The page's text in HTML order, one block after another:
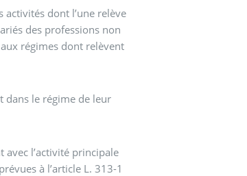
dont l’une relève
des professions non
régimes dont relèvent
dans le régime de leur
avec l’activité principale
à l’article L. 313-1